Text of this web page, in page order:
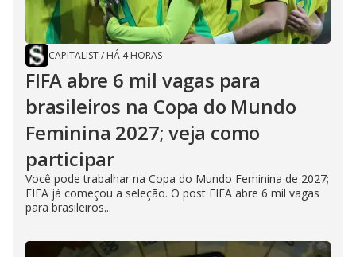
CAPITALIST/ HÁ 4 HORAS
FIFA abre 6 mil vagas para
brasileiros na Copa do Mundo
Feminina 2027; veja como
participar
Você pode trabalhar na Copa do Mundo Feminina de 2027;
FIFA já começou a seleção. O post FIFA abre 6 mil vagas
para brasileiros...